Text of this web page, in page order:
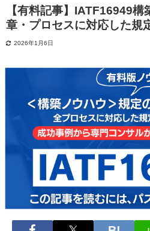
【有料記事】IATF16949構
章・プロセスに対応した規
2026年1月6日